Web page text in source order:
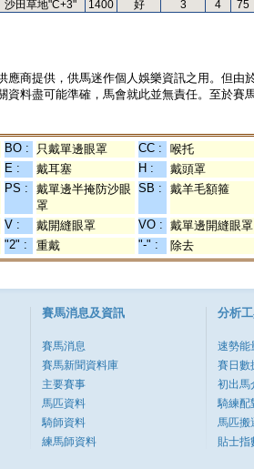
沙田草地"C+3" 1400 好 3 4 75
應商提供，供馬迷作個人娛樂資訊之用。但
資料盡可能準確，馬會就此並無責任。至於賽
BO : 只戴單邊眼罩 CC :
喉托
E : 戴耳塞 H :
戴頭罩
PS :
戴單邊半掩防沙眼
罩
SB : 戴羊毛額箍
V : 戴開縫眼罩 VO : 戴單邊開縫眼罩
"2" : 重戴 "-" : 除去
賽馬消息及資訊
賽馬消息
賽馬新聞資料庫
主要賽事
馬匹資料
騎師資料
練馬師資料
分析
速勢能
賽日數
初出馬
騎練配
馬匹搬
貼士指